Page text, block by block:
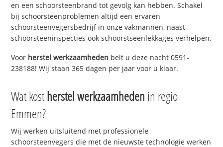
en een schoorsteenbrand tot gevolg kan hebben. Schakel
bij schoorsteenproblemen altijd een ervaren
schoorsteenvegersbedrijf in onze vakmannen, naast
schoorsteeninspecties ook schoorstseenlekkages verhelpen.
Voor herstel werkzaamheden belt u deze nacht 0591-
238188! Wij staan 365 dagen per jaar voor u klaar.
Wat kostherstel werkzaamheden in regio
Emmen?
Wij werken uitsluitend met professionele
schoorsteenvegers die met de nieuwste technologie werken